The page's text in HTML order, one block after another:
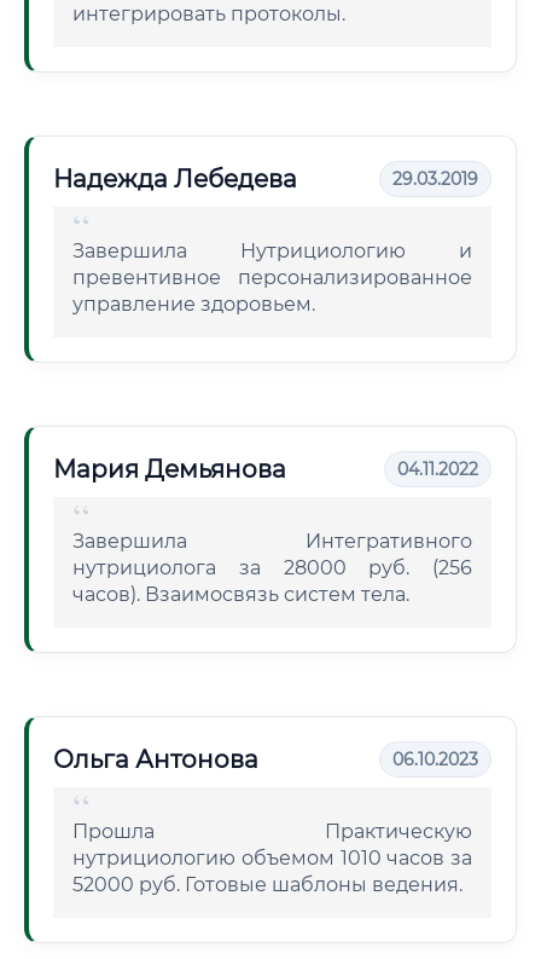
интегрировать протоколы.
Надежда Лебедева 29.03.2019
Завершила Нутрициологию и
превентивное персонализированное
управление здоровьем.
Мария Демьянова 04.11.2022
Завершила Интегративного
нутрициолога за 28000 руб. (256
часов). Взаимосвязь систем тела.
Ольга Антонова 06.10.2023
Прошла Практическую
нутрициологию объемом 1010 часов за
52000 руб. Готовые шаблоны ведения.